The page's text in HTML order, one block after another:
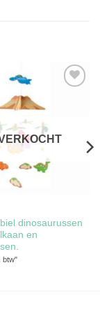
dinosaurussen
en
btw"